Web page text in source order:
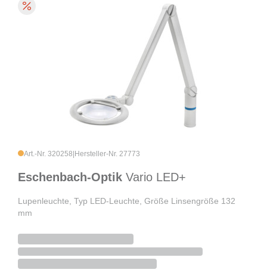
Art.-Nr. 320258 Hersteller-Nr. 27773
Eschenbach-Optik Vario LED+
Lupenleuchte, Typ LED-Leuchte, Größe Linsengröße 132
mm